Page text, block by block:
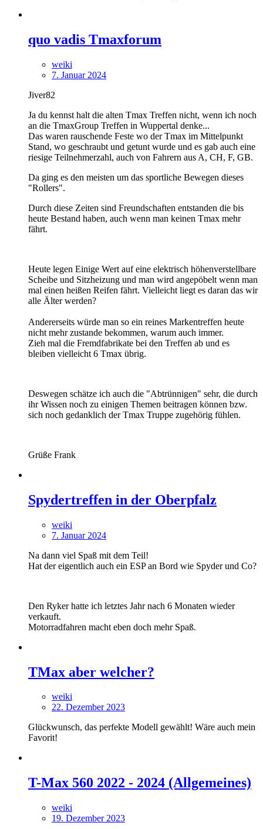
quo vadis Tmaxforum
weiki
7. Januar 2024
Jiver82
Ja du kennst halt die alten Tmax Treffen nicht, wenn ich noch
an die TmaxGroup Treffen in Wuppertal denke...
Das waren rauschende Feste wo der Tmax im Mittelpunkt
Stand, wo geschraubt und getunt wurde und es gab auch eine
riesige Teilnehmerzahl, auch von Fahrern aus A, CH, F, GB.
Da ging es den meisten um das sportliche Bewegen dieses
"Rollers".
Durch diese Zeiten sind Freundschaften entstanden die bis
heute Bestand haben, auch wenn man keinen Tmax mehr
fährt.
Heute legen Einige Wert auf eine elektrisch höhenverstellbare
Scheibe und Sitzheizung und man wird angepöbelt wenn man
mal einen heißen Reifen fährt. Vielleicht liegt es daran das wir
alle Älter werden?
Andererseits würde man so ein reines Markentreffen heute
nicht mehr zustande bekommen, warum auch immer.
Zieh mal die Fremdfabrikate bei den Treffen ab und es
bleiben vielleicht 6 Tmax übrig.
Deswegen schätze ich auch die "Abtrünnigen" sehr, die durch
ihr Wissen noch zu einigen Themen beitragen können bzw.
sich noch gedanklich der Tmax Truppe zugehörig fühlen.
Grüße Frank
Spydertreffen in der Oberpfalz
weiki
7. Januar 2024
Na dann viel Spaß mit dem Teil!
Hat der eigentlich auch ein ESP an Bord wie Spyder und Co?
Den Ryker hatte ich letztes Jahr nach 6 Monaten wieder
verkauft.
Motorradfahren macht eben doch mehr Spaß.
TMax aber welcher?
weiki
22. Dezember 2023
Glückwunsch, das perfekte Modell gewählt! Wäre auch mein
Favorit!
T-Max 560 2022 - 2024 (Allgemeines)
weiki
19. Dezember 2023